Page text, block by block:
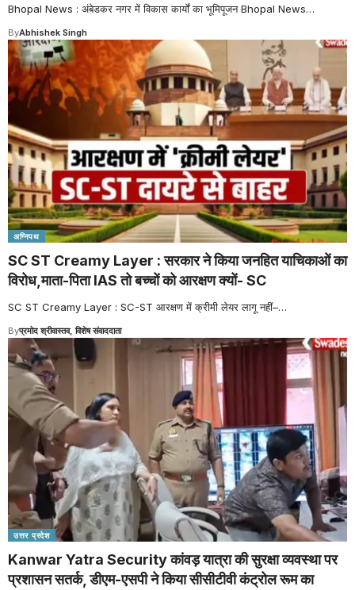
Bhopal News : अंबेडकर नगर में विकास कार्यों का भूमिपूजन Bhopal News…
ByAbhishek Singh
अग्निपथ
SC ST Creamy Layer : सरकार ने किया जनहित याचिकाओं का
विरोध,माता-पिता IAS तो बच्चों को आरक्षण क्यों- SC
SC ST Creamy Layer : SC-ST आरक्षण में क्रीमी लेयर लागू नहीं–…
Byप्रमोद श्रीवास्तव, विशेष संवाददाता
उत्तर प्रदेश
Kanwar Yatra Security कांवड़ यात्रा की सुरक्षा व्यवस्था पर
प्रशासन सतर्क, डीएम-एसपी ने किया सीसीटीवी कंट्रोल रूम का